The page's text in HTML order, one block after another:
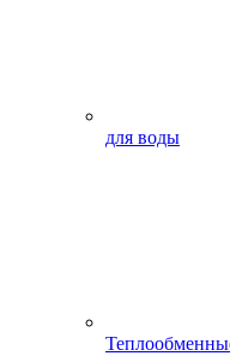
для воды